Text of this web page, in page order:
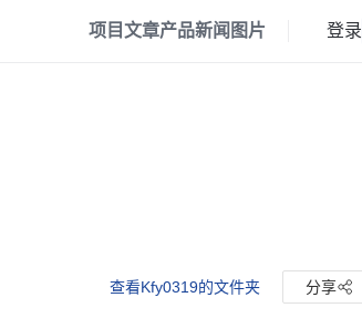
项目文章产品新闻 图片 登录
查看Kfy0319的文件夹 分享